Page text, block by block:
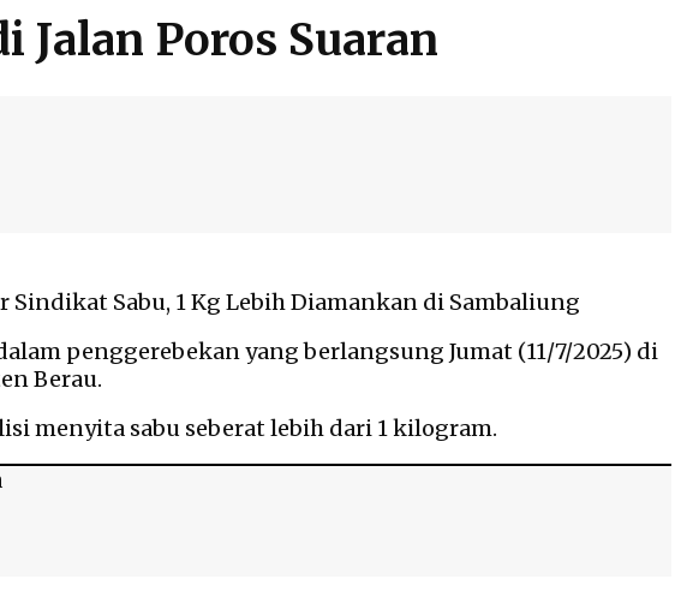
Jalan Poros Suaran
Sindikat Sabu, 1 Kg Lebih Diamankan di Sambaliung
penggerebekan yang berlangsung Jumat (11/7/2025) di
Berau.
menyita sabu seberat lebih dari 1 kilogram.